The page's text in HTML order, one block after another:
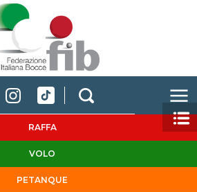
RAFFA
VOLO
PETANQUE